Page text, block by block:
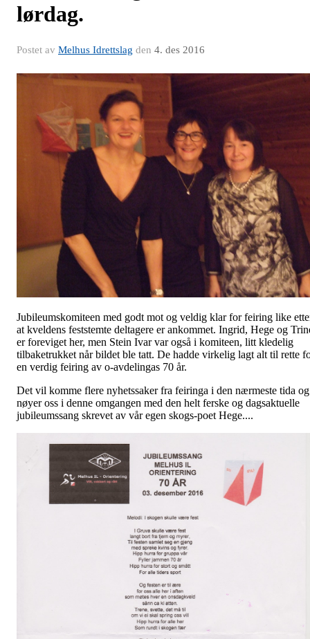
lørdag.
Postet av Melhus Idrettslag den 4. des 2016
Jubileumskomiteen med godt mot og veldig klar for feiring like
at kveldens feststemte deltagere er ankommet. Ingrid, Hege og
er foreviget her, men Stein Ivar var også i komiteen, litt kledelig
tilbaketrukket når bildet ble tatt. De hadde virkelig lagt alt til rette
en verdig feiring av o-avdelingas 70 år.
Det vil komme flere nyhetssaker fra feiringa i den nærmeste tida og
nøyer oss i denne omgangen med den helt ferske og dagsaktuelle
jubileumssang skrevet av vår egen skogs-poet Hege....